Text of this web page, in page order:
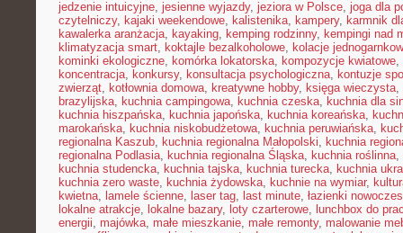
jedzenie intuicyjne, jesienne wyjazdy, jeziora w Polsce, joga dla
czytelniczy, kajaki weekendowe, kalistenika, kampery, karmnik
kawalerka aranżacja, kayaking, kemping rodzinny, kempingi nad
klimatyzacja smart, koktajle bezalkoholowe, kolacje
kominki ekologiczne, komórka lokatorska, kompozycje kwiatowe,
koncentracja, konkursy, konsultacja psychologiczna, kontuzje
zwierząt, kotłownia domowa, kreatywne hobby, księga wieczysta,
brazylijska, kuchnia campingowa, kuchnia czeska, kuchnia dla
kuchnia hiszpańska, kuchnia japońska, kuchnia koreańska,
marokańska, kuchnia niskobudżetowa, kuchnia peruwiańska,
regionalna Kaszub, kuchnia regionalna Małopolski, kuchnia
regionalna Podlasia, kuchnia regionalna Śląska, kuchnia roślinna,
kuchnia studencka, kuchnia tajska, kuchnia turecka, kuchnia
kuchnia zero waste, kuchnia żydowska, kuchnie na wymiar,
kwietna, lamele ścienne, laser tag, last minute, łazienki
lokalne atrakcje, lokalne bazary, loty czarterowe, lunchbox do
energii, majówka, małe mieszkanie, małe remonty, malowanie